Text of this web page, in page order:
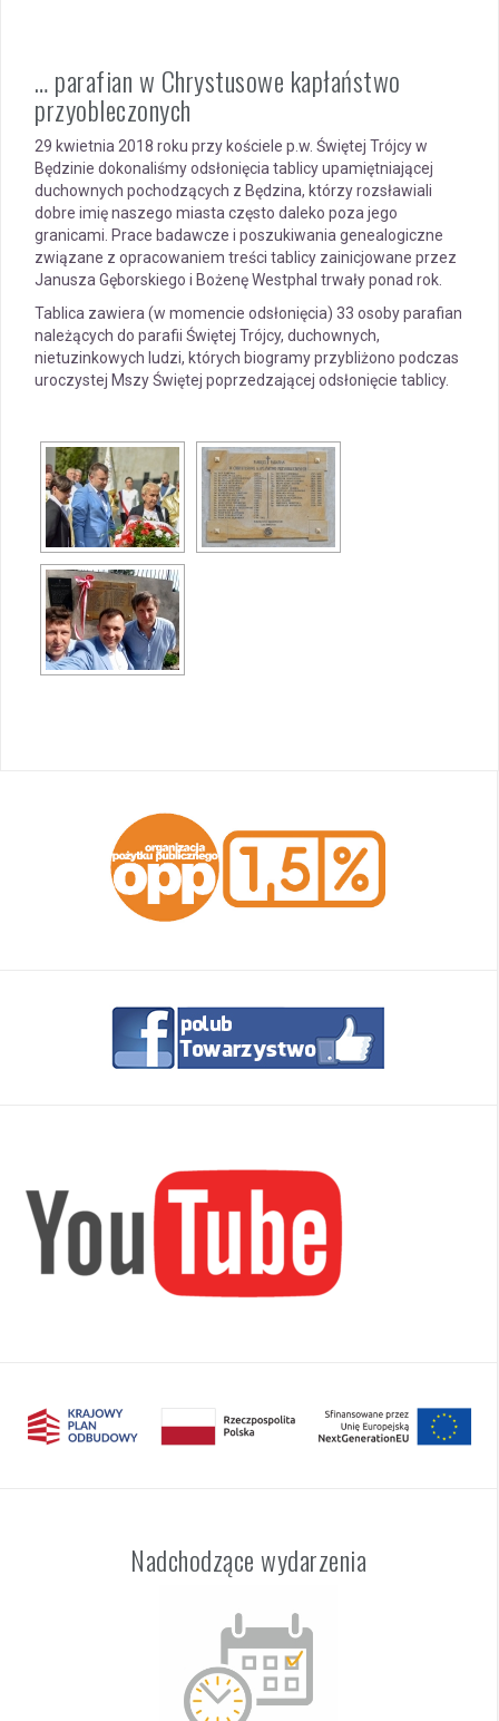
… parafian w Chrystusowe kapłaństwo
przyobleczonych
29 kwietnia 2018 roku przy kościele p.w. Świętej Trójcy w
Będzinie dokonaliśmy odsłonięcia tablicy upamiętniającej
duchownych pochodzących z Będzina, którzy rozsławiali
dobre imię naszego miasta często daleko poza jego
granicami. Prace badawcze i poszukiwania genealogiczne
związane z opracowaniem treści tablicy zainicjowane przez
Janusza Gęborskiego i Bożenę Westphal trwały ponad rok.
Tablica zawiera (w momencie odsłonięcia) 33 osoby parafian
należących do parafii Świętej Trójcy, duchownych,
nietuzinkowych ludzi, których biogramy przybliżono podczas
uroczystej Mszy Świętej poprzedzającej odsłonięcie tablicy.
Nadchodzące wydarzenia